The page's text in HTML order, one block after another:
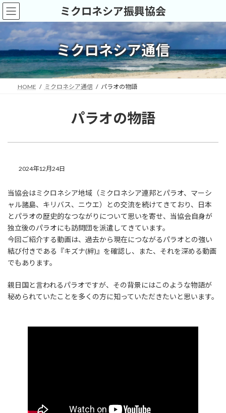
コ
ン
テ
ツ
へ
ス
キ
ナ
ビ
ゲ
シ
ョ
ン
に
ミクロネシア振興協会
ミクロネシア通信
HOME ミクロネシア通信 パラオの物語
パラオの物語
2024年12月24日
当協会はミクロネシア地域（ミクロネシア連邦とパラオ、マーシ
ャル諸島、キリバス、ニウエ）との交流を続けてきており、日本
とパラオの歴史的なつながりについて思いを寄せ、当協会自身が
独立後のパラオにも訪問団を派遣してきています。
今回ご紹介する動画は、過去から現在につながるパラオとの強い
結び付きである『キズナ(絆)』を確認し、また、それを深める動画
でもあります。
親日国と言われるパラオですが、その背景にはこのような物語が
秘められていたことを多くの方に知っていただきたいと思います。